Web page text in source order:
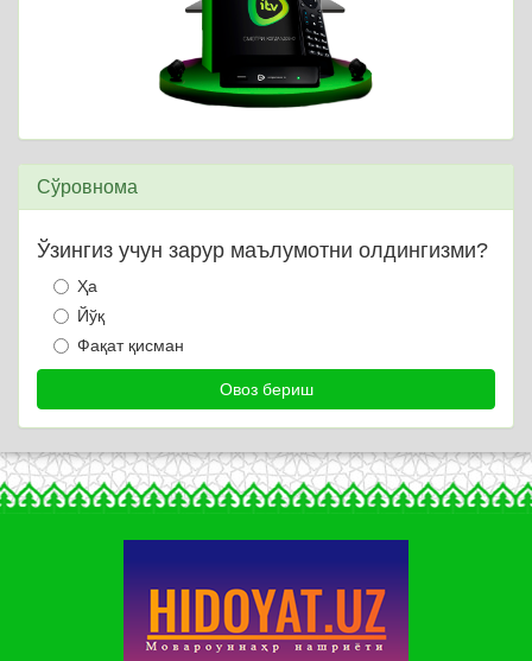
Сўровнома
Ўзингиз учун зарур маълумотни олдингизми?
Ҳа
Йўқ
Фақат қисман